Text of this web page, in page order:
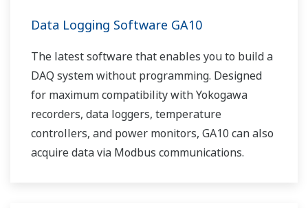
Data Logging Software GA10
The latest software that enables you to build a
DAQ system without programming. Designed
for maximum compatibility with Yokogawa
recorders, data loggers, temperature
controllers, and power monitors, GA10 can also
acquire data via Modbus communications.